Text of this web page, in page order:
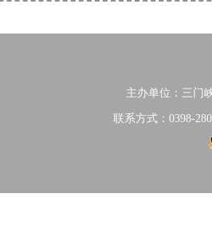
主办单位：三门
联系方式：0398-